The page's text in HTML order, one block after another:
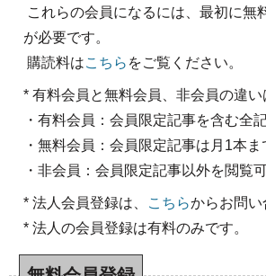
これらの会員になるには、最初に無
が必要です。
購読料はこちら をご覧ください。
* 有料会員と無料会員、非会員の違い
・有料会員：会員限定記事を含む全
・無料会員：会員限定記事は月1本
・非会員：会員限定記事以外を閲覧
* 法人会員登録は、 こちらからお問い
* 法人の会員登録は有料のみです。